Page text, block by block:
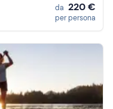
da 220 €
per persona